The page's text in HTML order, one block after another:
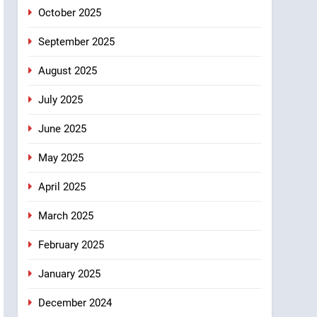
October 2025
September 2025
August 2025
July 2025
June 2025
May 2025
April 2025
March 2025
February 2025
January 2025
December 2024